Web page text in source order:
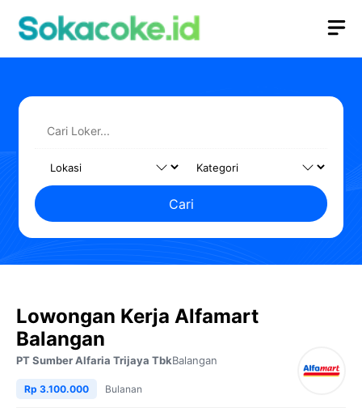
Cari
Lowongan Kerja Alfamart
Balangan
PT Sumber Alfaria Trijaya TbkBalangan
Rp 3.100.000 Bulanan